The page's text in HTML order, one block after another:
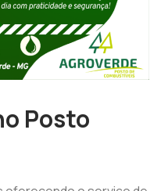
Posto